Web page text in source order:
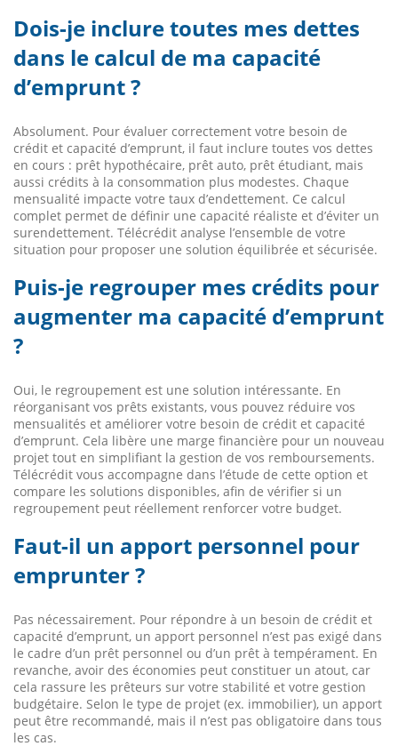
Dois-je inclure toutes mes dettes
dans le calcul de ma capacité
d’emprunt ?
Absolument. Pour évaluer correctement votre besoin de
crédit et capacité d’emprunt, il faut inclure toutes vos dettes
en cours : prêt hypothécaire, prêt auto, prêt étudiant, mais
aussi crédits à la consommation plus modestes. Chaque
mensualité impacte votre taux d’endettement. Ce calcul
complet permet de définir une capacité réaliste et d’éviter un
surendettement. Télécrédit analyse l’ensemble de votre
situation pour proposer une solution équilibrée et sécurisée.
Puis-je regrouper mes crédits pour
augmenter ma capacité d’emprunt
?
Oui, le regroupement est une solution intéressante. En
réorganisant vos prêts existants, vous pouvez réduire vos
mensualités et améliorer votre besoin de crédit et capacité
d’emprunt. Cela libère une marge financière pour un nouveau
projet tout en simplifiant la gestion de vos remboursements.
Télécrédit vous accompagne dans l’étude de cette option et
compare les solutions disponibles, afin de vérifier si un
regroupement peut réellement renforcer votre budget.
Faut-il un apport personnel pour
emprunter ?
Pas nécessairement. Pour répondre à un besoin de crédit et
capacité d’emprunt, un apport personnel n’est pas exigé dans
le cadre d’un prêt personnel ou d’un prêt à tempérament. En
revanche, avoir des économies peut constituer un atout, car
cela rassure les prêteurs sur votre stabilité et votre gestion
budgétaire. Selon le type de projet (ex. immobilier), un apport
peut être recommandé, mais il n’est pas obligatoire dans tous
les cas.